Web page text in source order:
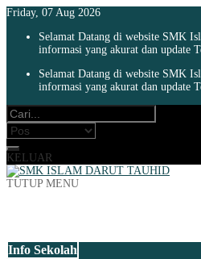
Friday, 07 Aug 2026
Selamat Datang di website SMK
informasi yang akurat dan update
Selamat Datang di website SMK
informasi yang akurat dan update
KELUAR
TUTUP MENU
Info Sekolah